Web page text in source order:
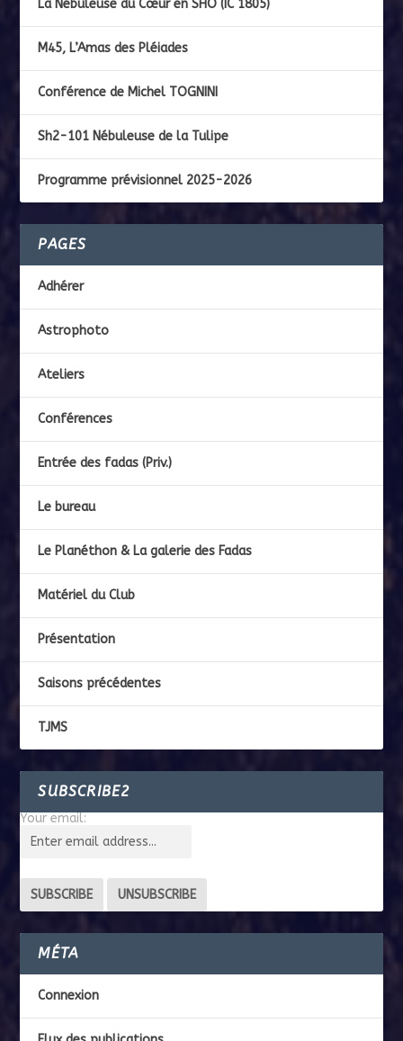
La Nébuleuse du Cœur en SHO (IC 1805)
M45, L’Amas des Pléiades
Conférence de Michel TOGNINI
Sh2-101 Nébuleuse de la Tulipe
Programme prévisionnel 2025-2026
PAGES
Adhérer
Astrophoto
Ateliers
Conférences
Entrée des fadas (Priv.)
Le bureau
Le Planéthon & La galerie des Fadas
Matériel du Club
Présentation
Saisons précédentes
TJMS
SUBSCRIBE2
Your email:
MÉTA
Connexion